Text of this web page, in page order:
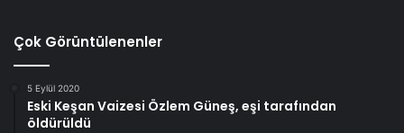
Çok Görüntülenenler
5 Eylül 2020
Eski Keşan Vaizesi Özlem Güneş, eşi tarafından
öldürüldü